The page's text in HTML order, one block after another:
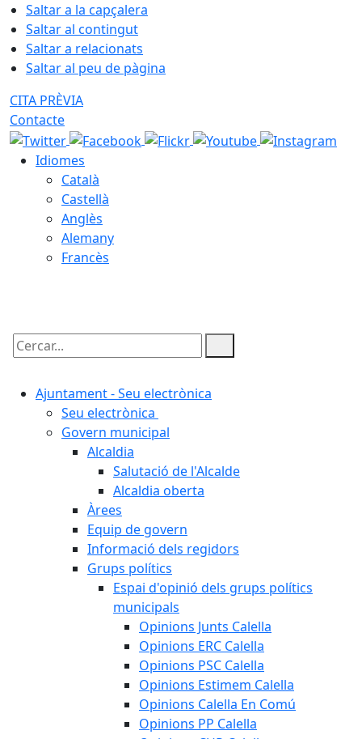
Saltar a la capçalera
Saltar al contingut
Saltar a relacionats
Saltar al peu de pàgina
CITA PRÈVIA
Contacte
Idiomes
Català
Castellà
Anglès
Alemany
Francès
Cercar:
Ajuntament - Seu electrònica
Seu electrònica
Govern municipal
Alcaldia
Salutació de l'Alcalde
Alcaldia oberta
Àrees
Equip de govern
Informació dels regidors
Grups polítics
Espai d'opinió dels grups polítics
municipals
Opinions Junts Calella
Opinions ERC Calella
Opinions PSC Calella
Opinions Estimem Calella
Opinions Calella En Comú
Opinions PP Calella